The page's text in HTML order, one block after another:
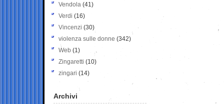
Vendola (41)
Verdi (16)
Vincenzi (30)
violenza sulle donne (342)
Web (1)
Zingaretti (10)
zingari (14)
Archivi